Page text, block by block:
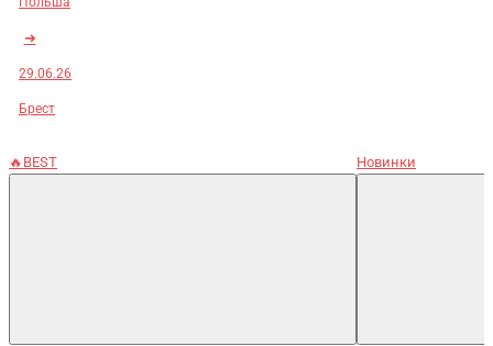
➜
29.06.26
Брест
🔥BEST Новинки